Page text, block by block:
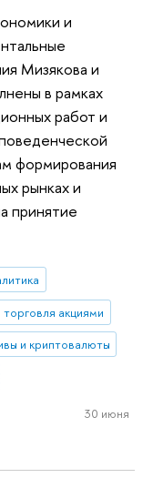
и
Мизякова и
в рамках
работ и
формирования
рынках и
принятие
торговля акциями
и криптовалюты
30 июня